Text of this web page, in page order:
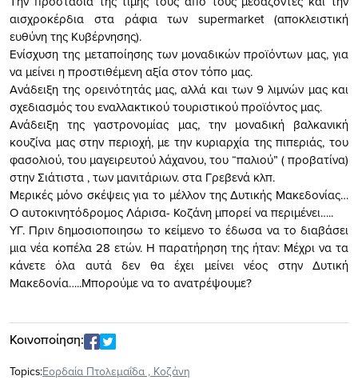
αισχροκέρδια στα ράφια των supermarket (αποκλειστική
ευθύνη της Κυβέρνησης).
Ενίσχυση της μεταποίησης των μοναδικών προϊόντων μας, για
να μείνει η προστιθέμενη αξία στον τόπο μας.
Ανάδειξη της ορεινότητάς μας, αλλά και των 9 λιμνών μας και
σχεδιασμός του εναλλακτικού τουριστικού προϊόντος μας.
Ανάδειξη της γαστρονομίας μας, την μοναδική βαλκανική
κουζίνα μας στην περιοχή, με την κυριαρχία της πιπεριάς, του
φασολιού, του μαγειρευτού λάχανου, του “παλιού” ( προβατίνα)
στην Σιάτιστα , των μανιτάριων. στα Γρεβενά κλπ.
Μερικές μόνο σκέψεις για το μέλλον της Δυτικής Μακεδονίας…
Ο αυτοκινητόδρομος Λάρισα- Κοζάνη μπορεί να περιμένει…..
ΥΓ. Πριν δημοσιοποιησω το κείμενο το έδωσα να το διαβάσει
μια νέα κοπέλα 28 ετών. Η παρατήρηση της ήταν: Μέχρι να τα
κάνετε όλα αυτά δεν θα έχει μείνει νέος στην Δυτική
Μακεδονία…..Μπορούμε να το ανατρέψουμε?
Κοινοποίηση:
Topics:Εορδαία Πτολεμαΐδα , Κοζάνη